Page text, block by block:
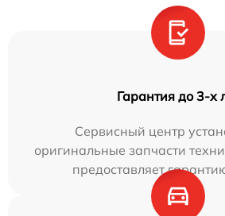
Гарантия до 3-х
Сервисный центр
оригинальные запчасти
предоставляет